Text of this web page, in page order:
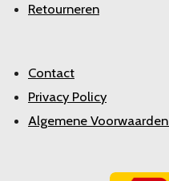
Retourneren
Contact
Privacy Policy
Algemene Voorwaarden